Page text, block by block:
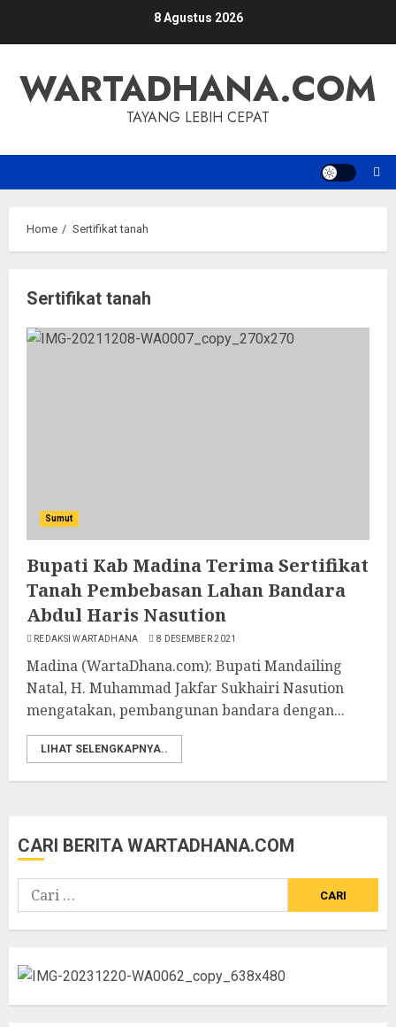
8 Agustus 2026
WARTADHANA.COM
TAYANG LEBIH CEPAT
Home Sertifikat tanah
Sertifikat tanah
Sumut
Bupati Kab Madina Terima Sertifikat
Tanah Pembebasan Lahan Bandara
Abdul Haris Nasution
REDAKSI WARTADHANA 8 DESEMBER 2021
Madina (WartaDhana.com): Bupati Mandailing
Natal, H. Muhammad Jakfar Sukhairi Nasution
mengatakan, pembangunan bandara dengan...
LIHAT SELENGKAPNYA..
CARI BERITA WARTADHANA.COM
Cari
untuk: